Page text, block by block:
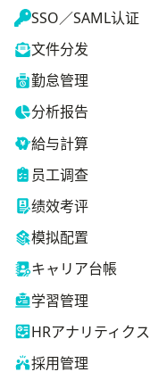
SSO／SAML认证
文件分发
勤怠管理
分析报告
給与計算
员工调查
绩效考评
模拟配置
キャリア台帳
学習管理
HRアナリティクス
採用管理